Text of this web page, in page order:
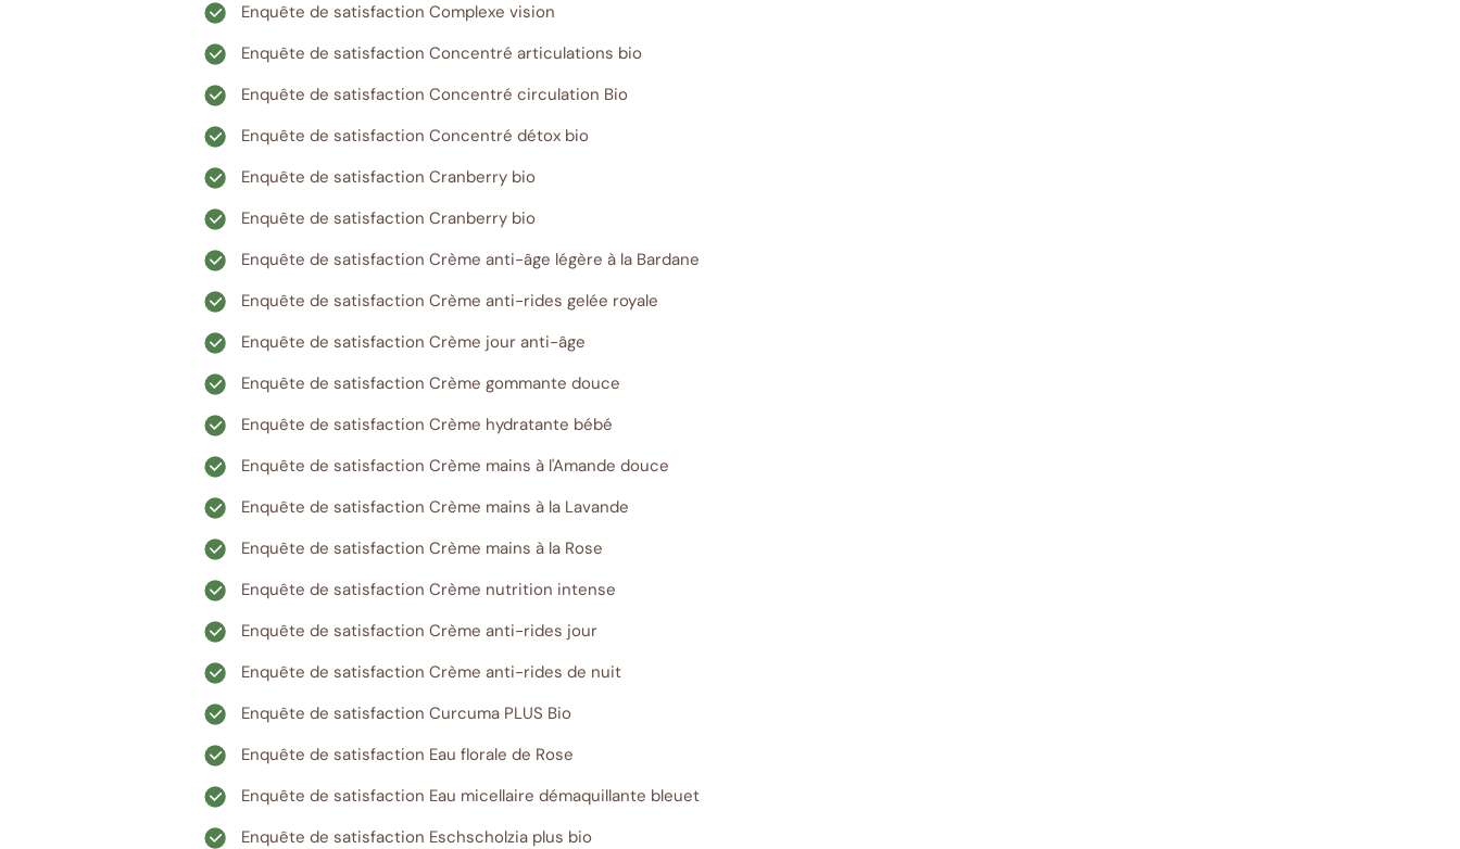
Enquête de satisfaction Complexe vision
Enquête de satisfaction Concentré articulations bio
Enquête de satisfaction Concentré circulation Bio
Enquête de satisfaction Concentré détox bio
Enquête de satisfaction Cranberry bio
Enquête de satisfaction Cranberry bio
Enquête de satisfaction Crème anti-âge légère à la Bardane
Enquête de satisfaction Crème anti-rides gelée royale
Enquête de satisfaction Crème jour anti-âge
Enquête de satisfaction Crème gommante douce
Enquête de satisfaction Crème hydratante bébé
Enquête de satisfaction Crème mains à l'Amande douce
Enquête de satisfaction Crème mains à la Lavande
Enquête de satisfaction Crème mains à la Rose
Enquête de satisfaction Crème nutrition intense
Enquête de satisfaction Crème anti-rides jour
Enquête de satisfaction Crème anti-rides de nuit
Enquête de satisfaction Curcuma PLUS Bio
Enquête de satisfaction Eau florale de Rose
Enquête de satisfaction Eau micellaire démaquillante bleuet
Enquête de satisfaction Eschscholzia plus bio